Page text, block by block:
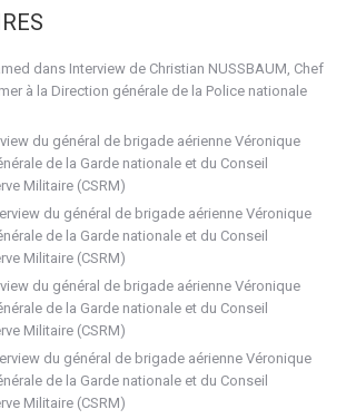
dans Interview de Christian NUSSBAUM, Chef
à la Direction générale de la Police nationale
du général de brigade aérienne Véronique
de la Garde nationale et du Conseil
Militaire (CSRM)
du général de brigade aérienne Véronique
de la Garde nationale et du Conseil
Militaire (CSRM)
du général de brigade aérienne Véronique
de la Garde nationale et du Conseil
Militaire (CSRM)
du général de brigade aérienne Véronique
de la Garde nationale et du Conseil
Militaire (CSRM)